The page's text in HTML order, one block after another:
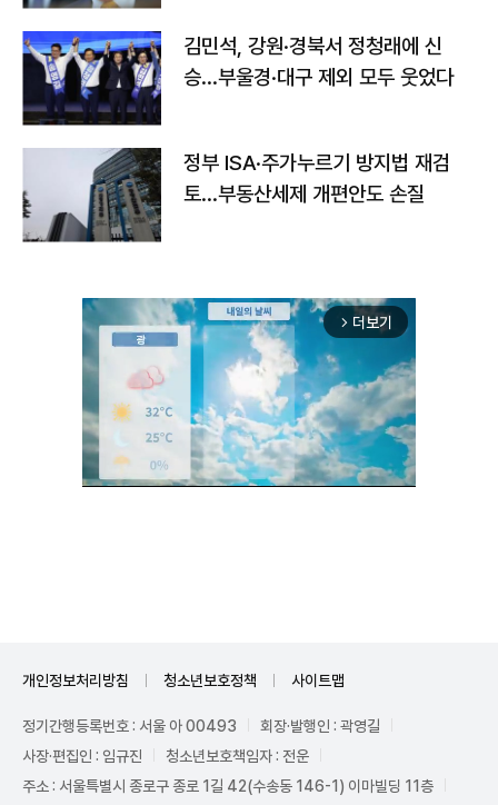
김민석, 강원·경북서 정청래에 신
승…부울경·대구 제외 모두 웃었다
정부 ISA·주가누르기 방지법 재검
토…부동산세제 개편안도 손질
arrow_forward_ios 더보기
개인정보처리방침 청소년보호정책 사이트맵
정기간행등록번호 : 서울 아 00493
회장·발행인 : 곽영길
사장·편집인 : 임규진
청소년보호책임자 : 전운
주소 : 서울특별시 종로구 종로 1길 42(수송동 146-1) 이마빌딩 11층